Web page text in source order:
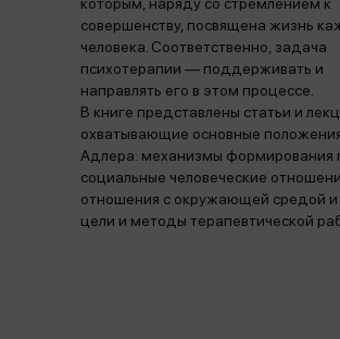
совершенству, посвящена жизнь
человека. Соответственно, задача
психотерапии — поддерживать и
направлять его в этом процессе.
В книге представлены статьи и
охватывающие основные
Адлера: механизмы формирования
социальные человеческие
отношения с окружающей средой и
цели и методы терапевтической